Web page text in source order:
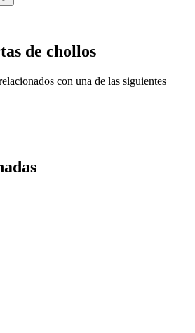
de chollos
con una de las siguientes